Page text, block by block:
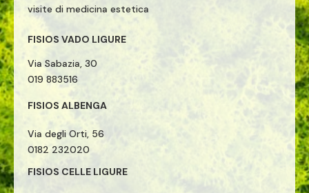
visite di medicina estetica
FISIOS VADO LIGURE
Via Sabazia, 30
019 883516
FISIOS ALBENGA
Via degli Orti, 56
0182 232020
FISIOS CELLE LIGURE